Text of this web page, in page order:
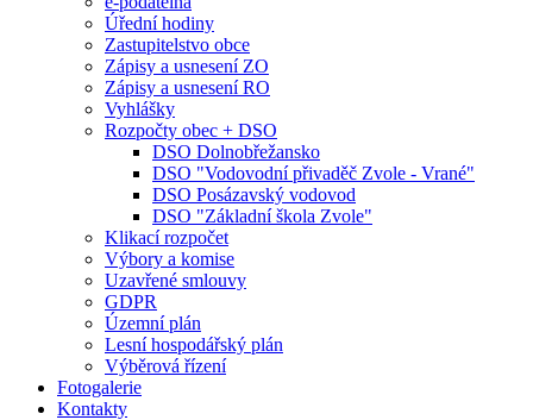
Úřední hodiny
Zastupitelstvo obce
Zápisy a usnesení ZO
Zápisy a usnesení RO
Vyhlášky
Rozpočty obec + DSO
DSO Dolnobřežansko
DSO "Vodovodní přivaděč Zvole - Vrané"
DSO Posázavský vodovod
DSO "Základní škola Zvole"
Klikací rozpočet
Výbory a komise
Uzavřené smlouvy
GDPR
Územní plán
Lesní hospodářský plán
Výběrová řízení
Fotogalerie
Kontakty